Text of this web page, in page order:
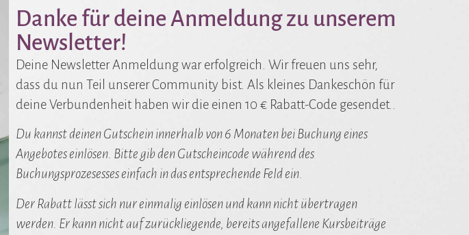
Danke für deine Anmeldung zu unserem
Newsletter!
Deine Newsletter Anmeldung war erfolgreich. Wir freuen uns sehr,
dass du nun Teil unserer Community bist. Als kleines Dankeschön für
deine Verbundenheit haben wir die einen 10 € Rabatt-Code gesendet..
Du kannst deinen Gutschein innerhalb von 6 Monaten bei Buchung eines
Angebotes einlösen. Bitte gib den Gutscheincode während des
Buchungsprozesesses einfach in das entsprechende Feld ein.
Der Rabatt lässt sich nur einmalig einlösen und kann nicht übertragen
werden. Er kann nicht auf zurückliegende, bereits angefallene Kursbeiträge